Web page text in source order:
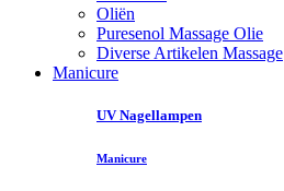
Oliën
Puresenol Massage Olie
Diverse Artikelen Massage
Manicure
UV Nagellampen
Manicure